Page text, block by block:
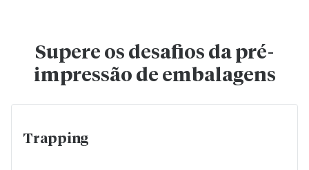
Supere os desafios da pré-
impressão de embalagens
Trapping